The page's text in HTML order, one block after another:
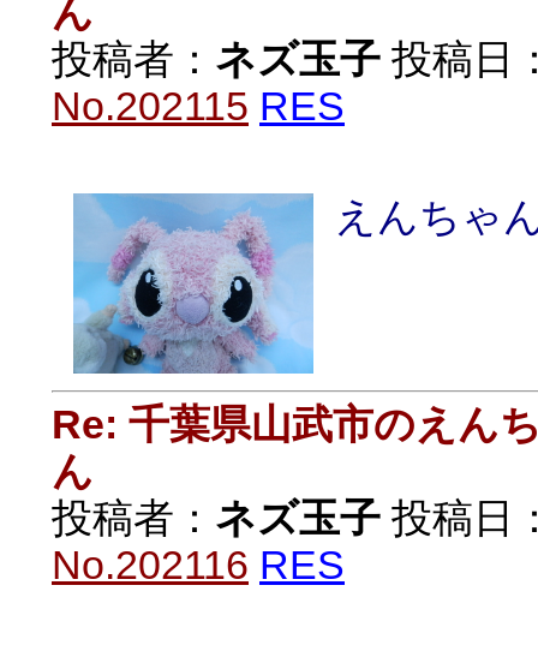
ん
投稿者： ネズ玉子 投稿日
No.202115 RES
えんちゃ
Re: 千葉県山武市のえん
ん
投稿者： ネズ玉子 投稿日
No.202116 RES